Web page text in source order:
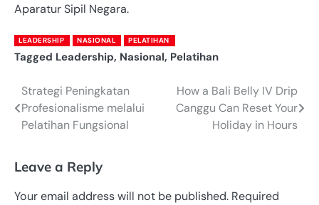
Aparatur Sipil Negara.
LEADERSHIP NASIONAL PELATIHAN
Tagged Leadership, Nasional, Pelatihan
Post
navigation
Strategi Peningkatan
Profesionalisme melalui
Pelatihan Fungsional
How a Bali Belly IV Drip
Canggu Can Reset Your
Holiday in Hours
Leave a Reply
Your email address will not be published. Required